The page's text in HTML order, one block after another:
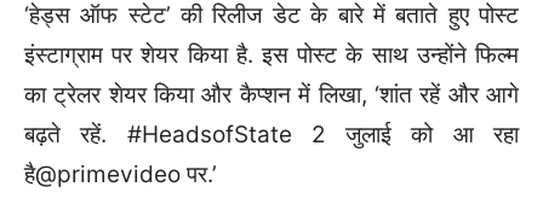
‘हेड्स ऑफ स्टेट’ की रिलीज डेट के बारे में बताते हुए पोस्ट
इंस्टाग्राम पर शेयर किया है. इस पोस्ट के साथ उन्होंने फिल्म
का ट्रेलर शेयर किया और कैप्शन में लिखा, ‘शांत रहें और आगे
बढ़ते रहें. #HeadsofState​ 2 जुलाई को आ रहा
है@primevideo पर.’